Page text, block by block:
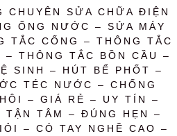
CHUYÊN SỬA CHỮA ĐIỆN
ỐNG NƯỚC – SỬA MÁY
TẮC CỐNG – THÔNG TẮC
– THÔNG TẮC BỒN CẦU –
SINH – HÚT BỂ PHỐT –
TÉC NƯỚC – CHỐNG
– GIÁ RẺ – UY TÍN –
TẬN TÂM – ĐÚNG HẸN –
– CÓ TAY NGHỀ CAO –